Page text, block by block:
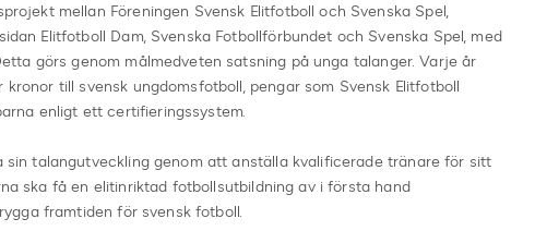
mellan Föreningen Svensk Elitfotboll och Svenska Spel,
Elitfotboll Dam, Svenska Fotbollförbundet och Svenska Spel, med
görs genom målmedveten satsning på unga talanger. Varje år
till svensk ungdomsfotboll, pengar som Svensk Elitfotboll
enligt ett certifieringssystem.
talangutveckling genom att anställa kvalificerade tränare för sitt
ska få en elitinriktad fotbollsutbildning av i första hand
framtiden för svensk fotboll.